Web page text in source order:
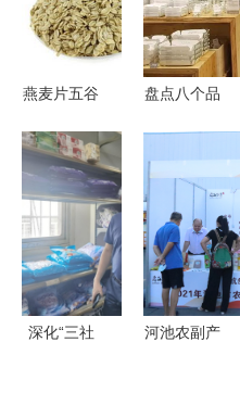
销售平稳运
行
燕麦片五谷
如何买到最
划算的优质
产品？
盘点八个品
花样创新营
销 重塑日
用百货销售
与购物革命
深化“三社
河池农副产